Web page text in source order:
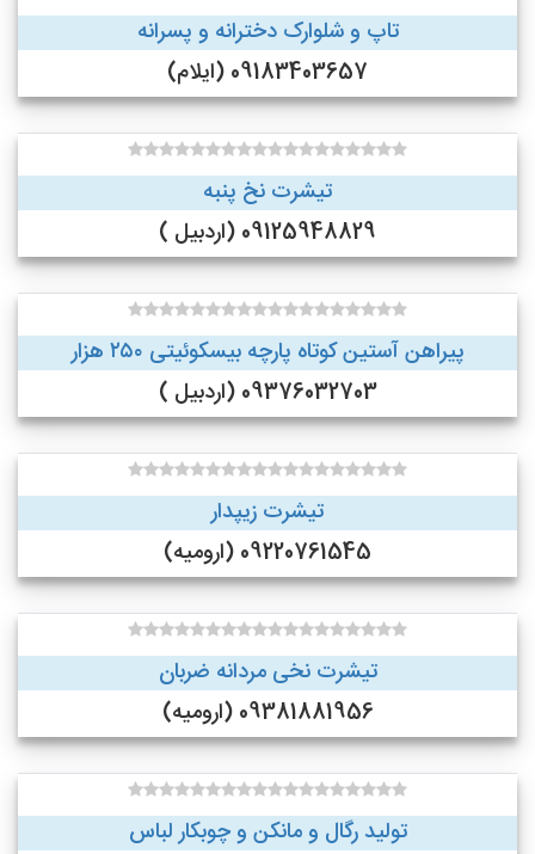
تاپ و شلوارک دخترانه و پسرانه
09183403657 (ایلام)
تیشرت نخ پنبه
09125948829 (اردبیل )
پیراهن آستین کوتاه پارچه بیسکوئیتی ۲۵۰ هزار
09376032703 (اردبیل )
تیشرت زیپدار
09220761545 (ارومیه)
تیشرت نخی مردانه ضربان
09381881956 (ارومیه)
تولید رگال و مانکن و چوبکار لباس